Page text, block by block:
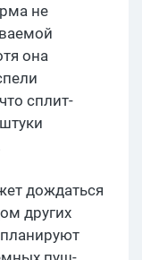
не
она
сплит-
дождаться
других
планируют